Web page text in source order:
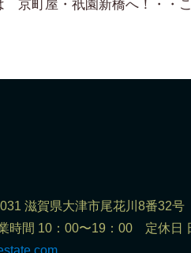
滋賀県大津市尾花川8番32号
間 10：00〜19：00 定休日